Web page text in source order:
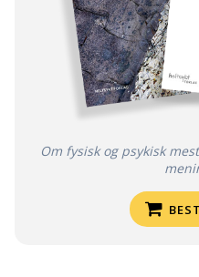
Om fysisk og psykisk